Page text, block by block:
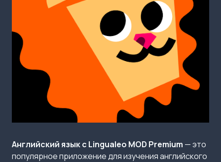
Английский язык с Lingualeo MOD Premium — это
популярное приложение для изучения английского